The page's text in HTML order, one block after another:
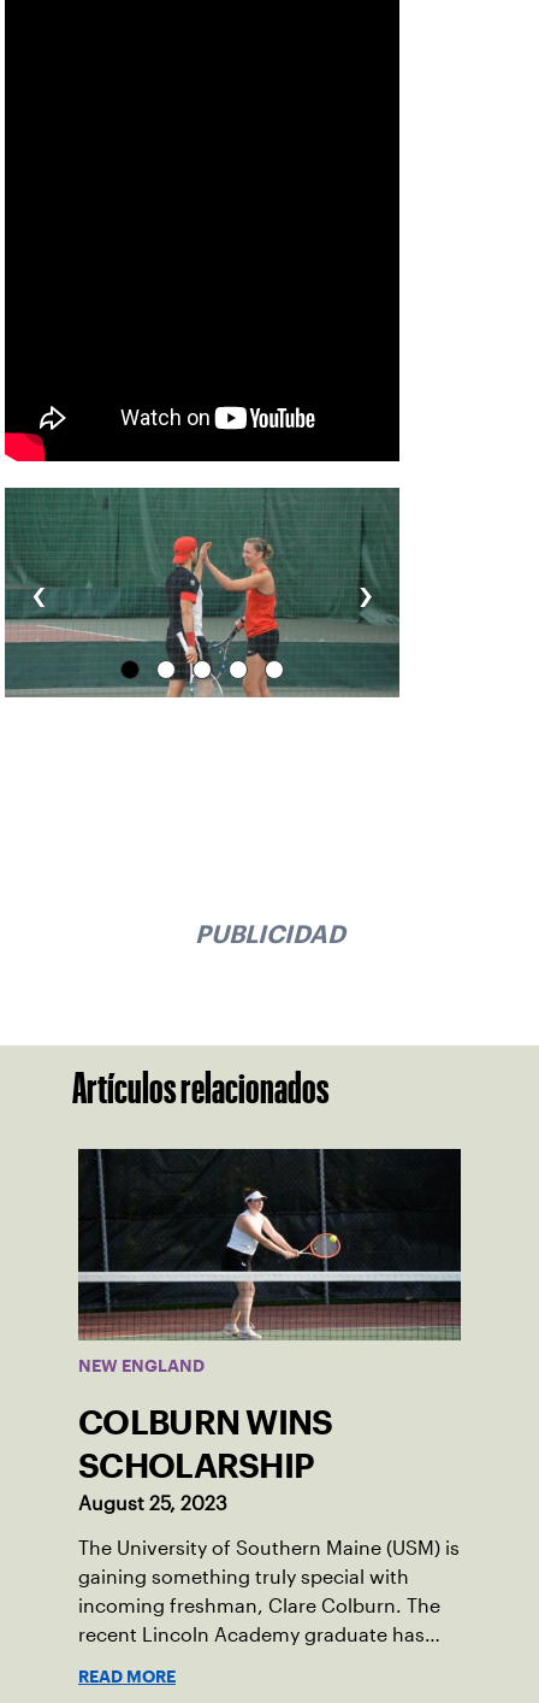
‹ ›
PUBLICIDAD
Artículos relacionados
NEW ENGLAND
COLBURN WINS
SCHOLARSHIP
August 25, 2023
The University of Southern Maine (USM) is
gaining something truly special with
incoming freshman, Clare Colburn. The
recent Lincoln Academy graduate has
READ MORE